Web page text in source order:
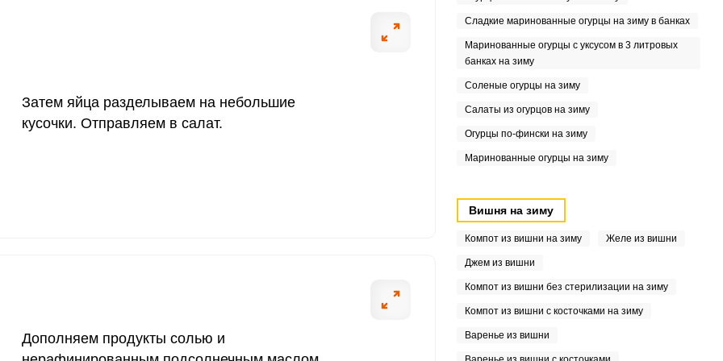
Затем яйца разделываем на небольшие
кусочки. Отправляем в салат.
Дополняем продукты солью и
Сладкие маринованные огурцы на зиму в банках
Маринованные огурцы с уксусом в 3 литровых
банках на зиму
Соленые огурцы на зиму
Салаты из огурцов на зиму
Огурцы по-фински на зиму
Маринованные огурцы на зиму
Вишня на зиму
Компот из вишни на зиму Желе из вишни
Джем из вишни
Компот из вишни без стерилизации на зиму
Компот из вишни с косточками на зиму
Варенье из вишни